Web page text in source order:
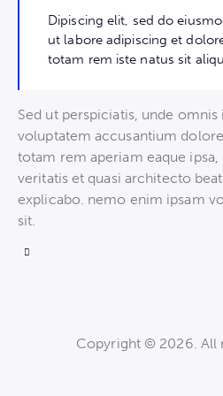
Dipiscing elit, sed do
ut labore adipiscing et
totam rem iste natus sit
Sed ut perspiciatis, unde
voluptatem accusantium
totam rem aperiam eaque
veritatis et quasi architecto
explicabo. nemo enim ipsam
sit.
Copyright © 2026. All